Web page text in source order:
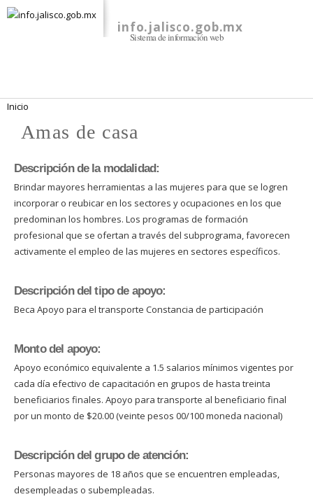
contenido
principal
info.jalisco.gob.mx
Sistema de información web
Se encuentra usted aquí
Inicio
Amas de casa
Descripción de la modalidad:
Brindar mayores herramientas a las mujeres para que se logren
incorporar o reubicar en los sectores y ocupaciones en los que
predominan los hombres. Los programas de formación
profesional que se ofertan a través del subprograma, favorecen
activamente el empleo de las mujeres en sectores específicos.
Descripción del tipo de apoyo:
Beca Apoyo para el transporte Constancia de participación
Monto del apoyo:
Apoyo económico equivalente a 1.5 salarios mínimos vigentes por
cada día efectivo de capacitación en grupos de hasta treinta
beneficiarios finales. Apoyo para transporte al beneficiario final
por un monto de $20.00 (veinte pesos 00/100 moneda nacional)
Descripción del grupo de atención:
Personas mayores de 18 años que se encuentren empleadas,
desempleadas o subempleadas.